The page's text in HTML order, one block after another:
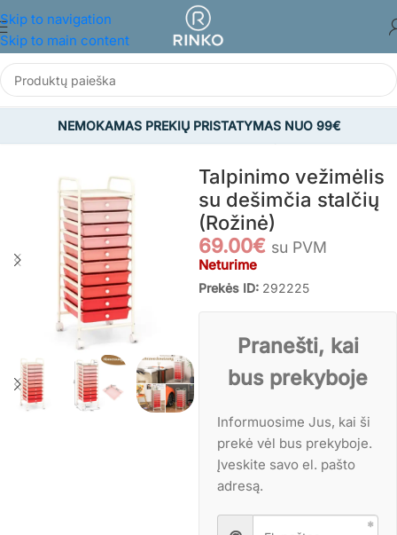
Skip to navigation
Skip to main content
NEMOKAMAS PREKIŲ PRISTATYMAS NUO 99€
BALDAI/Ofiso ir biuro baldai/Biuro spintelės
Talpinimo vežimėlis
su dešimčia stalčių
(Rožinė)
69.00€ su PVM
Neturime
Prekės ID: 292225
Pranešti, kai
bus prekyboje
Informuosime Jus, kai ši
prekė vėl bus prekyboje.
Įveskite savo el. pašto
adresą.